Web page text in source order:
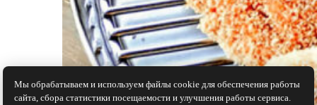
Мы обрабатываем и используем файлы cookie для обеспечения работы
сайта, сбора статистики посещаемости и улучшения работы сервиса.